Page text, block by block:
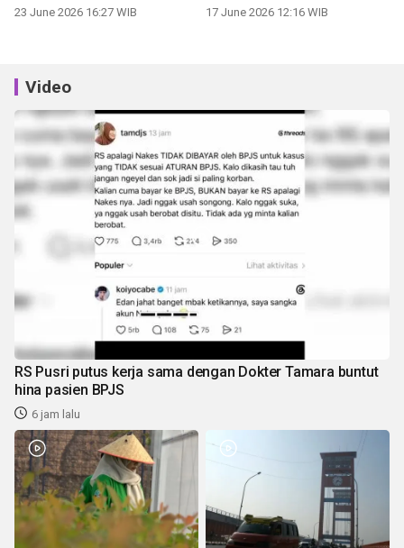
23 June 2026 16:27 WIB 17 June 2026 12:16 WIB
Video
RS Pusri putus kerja sama dengan Dokter Tamara buntut
hina pasien BPJS
6 jam lalu